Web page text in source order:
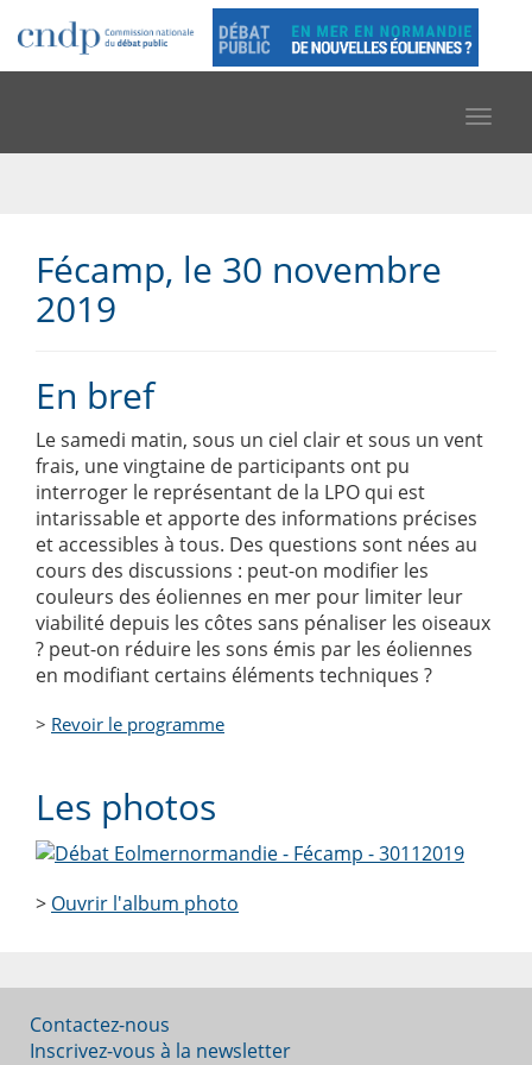
Toggle
Fécamp, le 30 novembre
2019
En bref
Le samedi matin, sous un ciel clair et sous un vent
frais, une vingtaine de participants ont pu
interroger le représentant de la LPO qui est
intarissable et apporte des informations précises
et accessibles à tous. Des questions sont nées au
cours des discussions : peut-on modifier les
couleurs des éoliennes en mer pour limiter leur
viabilité depuis les côtes sans pénaliser les oiseaux
? peut-on réduire les sons émis par les éoliennes
en modifiant certains éléments techniques ?
> Revoir le programme
Les photos
> Ouvrir l'album photo
Contactez-nous
Inscrivez-vous à la newsletter